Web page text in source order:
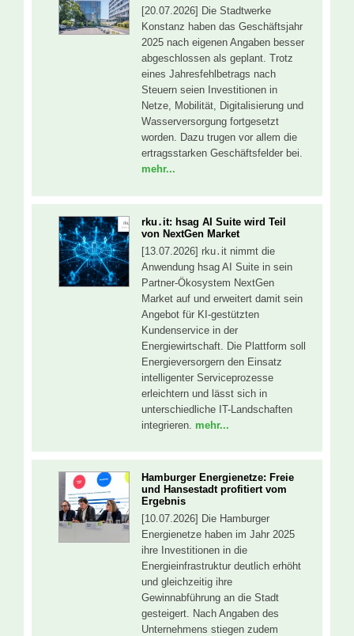
[20.07.2026] Die Stadtwerke
Konstanz haben das Geschäftsjahr
2025 nach eigenen Angaben besser
abgeschlossen als geplant. Trotz
eines Jahresfehlbetrags nach
Steuern seien Investitionen in
Netze, Mobilität, Digitalisierung und
Wasserversorgung fortgesetzt
worden. Dazu trugen vor allem die
ertragsstarken Geschäftsfelder bei.
mehr...
rku․it: hsag AI Suite wird Teil
von NextGen Market
[13.07.2026] rku․it nimmt die
Anwendung hsag AI Suite in sein
Partner-Ökosystem NextGen
Market auf und erweitert damit sein
Angebot für KI-gestützten
Kundenservice in der
Energiewirtschaft. Die Plattform soll
Energieversorgern den Einsatz
intelligenter Serviceprozesse
erleichtern und lässt sich in
unterschiedliche IT-Landschaften
integrieren. mehr...
Hamburger Energienetze: Freie
und Hansestadt profitiert vom
Ergebnis
[10.07.2026] Die Hamburger
Energienetze haben im Jahr 2025
ihre Investitionen in die
Energieinfrastruktur deutlich erhöht
und gleichzeitig ihre
Gewinnabführung an die Stadt
gesteigert. Nach Angaben des
Unternehmens stiegen zudem